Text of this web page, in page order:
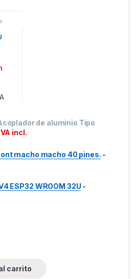
de aluminio Tipo
incl.
macho macho 40 pines. -
ESP32 WROOM 32U -
carrito